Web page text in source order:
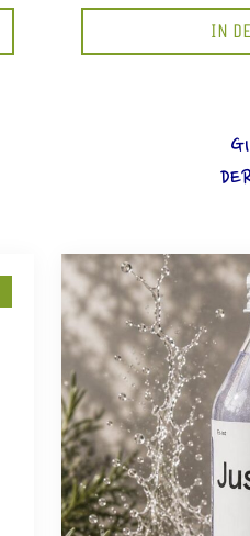
IN